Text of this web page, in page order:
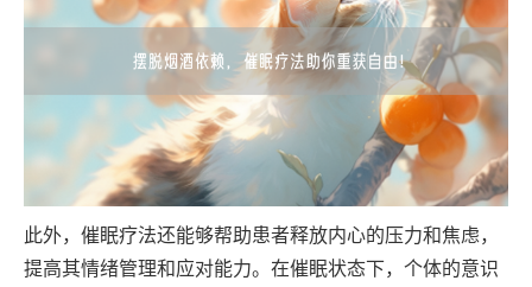
此外，催眠疗法还能够帮助患者释放内心的压力和焦虑，
提高其情绪管理和应对能力。在催眠状态下，个体的意识